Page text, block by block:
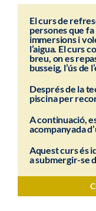
El curs de
persones que fa
immersions i
l’aigua. El curs
breu, on es
busseig, l’ús de
Després de la
piscina per
A continuació,
acompanyada
Aquest curs és
a submergir-se